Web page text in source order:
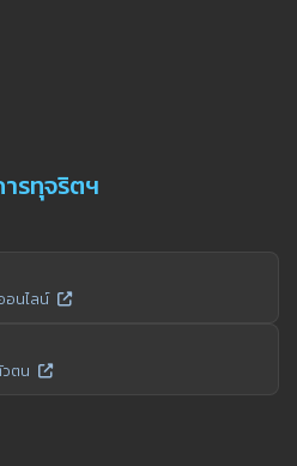
ารทุจริตฯ
อนไลน์
ตน